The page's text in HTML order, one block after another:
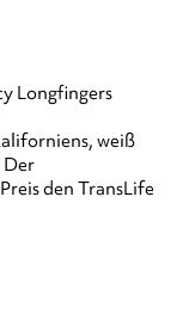
Longfingers
weiß
Der
den TransLife